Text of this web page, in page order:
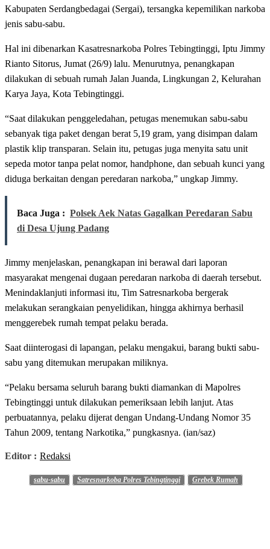
Kabupaten Serdangbedagai (Sergai), tersangka kepemilikan narkoba
jenis sabu-sabu.
Hal ini dibenarkan Kasatresnarkoba Polres Tebingtinggi, Iptu Jimmy
Rianto Sitorus, Jumat (26/9) lalu. Menurutnya, penangkapan
dilakukan di sebuah rumah Jalan Juanda, Lingkungan 2, Kelurahan
Karya Jaya, Kota Tebingtinggi.
“Saat dilakukan penggeledahan, petugas menemukan sabu-sabu
sebanyak tiga paket dengan berat 5,19 gram, yang disimpan dalam
plastik klip transparan. Selain itu, petugas juga menyita satu unit
sepeda motor tanpa pelat nomor, handphone, dan sebuah kunci yang
diduga berkaitan dengan peredaran narkoba,” ungkap Jimmy.
Baca Juga : Polsek Aek Natas Gagalkan Peredaran Sabu
di Desa Ujung Padang
Jimmy menjelaskan, penangkapan ini berawal dari laporan
masyarakat mengenai dugaan peredaran narkoba di daerah tersebut.
Menindaklanjuti informasi itu, Tim Satresnarkoba bergerak
melakukan serangkaian penyelidikan, hingga akhirnya berhasil
menggerebek rumah tempat pelaku berada.
Saat diinterogasi di lapangan, pelaku mengakui, barang bukti sabu-
sabu yang ditemukan merupakan miliknya.
“Pelaku bersama seluruh barang bukti diamankan di Mapolres
Tebingtinggi untuk dilakukan pemeriksaan lebih lanjut. Atas
perbuatannya, pelaku dijerat dengan Undang-Undang Nomor 35
Tahun 2009, tentang Narkotika,” pungkasnya. (ian/saz)
Editor : Redaksi
sabu-sabu Satresnarkoba Polres Tebingtinggi Grebek Rumah